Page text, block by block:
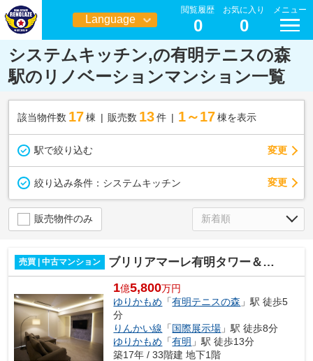
Language
日本語
閲覧履歴
0
お気に入り
0
メニュー
システムキッチン,の有明テニスの森
駅のリノベーションマンション一覧
該当物件数 17棟 販売数 13 件 1～17 棟を表示
駅で絞り込む 変更
絞り込み条件： システムキッチン 変更
販売物件のみ
売買 | 中古マンション ブリリアマーレ有明タワー＆ガーデン
1億5,800万円
ゆりかもめ 「有明テニスの森 」駅 徒歩5
分
りんかい線 「国際展示場 」駅 徒歩8分
ゆりかもめ 「有明 」駅 徒歩13分
築17年 / 33階建 地下1階